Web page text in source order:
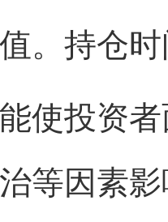
。持仓
使投资
等因素